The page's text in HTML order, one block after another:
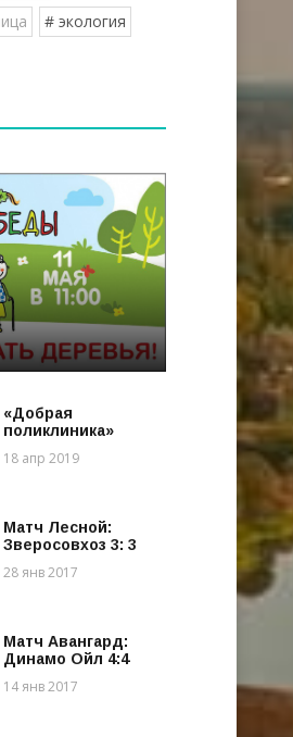
# экология
«Добрая
поликлиника»
18 апр 2019
Матч Лесной:
Зверосовхоз 3: 3
28 янв 2017
Матч Авангард:
Динамо Ойл 4:4
14 янв 2017